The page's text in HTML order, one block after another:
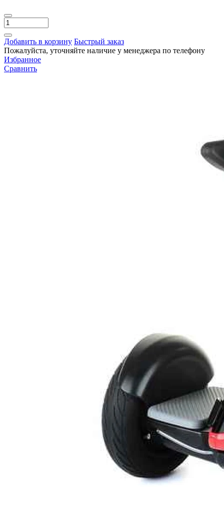
Добавить в корзину Быстрый заказ
Пожалуйста, уточняйте наличие у менеджера по телефону
Избранное
Сравнить